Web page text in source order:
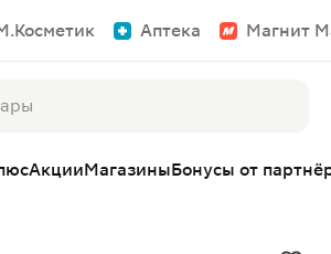
Аптека Магнит
АкцииМагазиныБонусы от